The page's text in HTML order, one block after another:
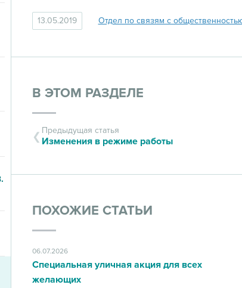
13.05.2019 Отдел по связям с
В ЭТОМ РАЗДЕЛЕ
Предыдущая статья
Изменения в режиме работы
ПОХОЖИЕ СТАТЬИ
06.07.2026
Специальная уличная акция для всех
желающих